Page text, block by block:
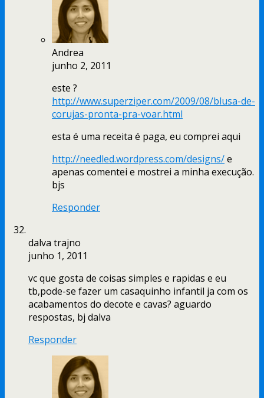
Andrea
junho 2, 2011
este ?
http://www.superziper.com/2009/08/blusa-de-
corujas-pronta-pra-voar.html
esta é uma receita é paga, eu comprei aqui
http://needled.wordpress.com/designs/e
apenas comentei e mostrei a minha execução.
bjs
Responder
dalva trajno
junho 1, 2011
vc que gosta de coisas simples e rapidas e eu
tb,pode-se fazer um casaquinho infantil ja com os
acabamentos do decote e cavas? aguardo
respostas, bj dalva
Responder